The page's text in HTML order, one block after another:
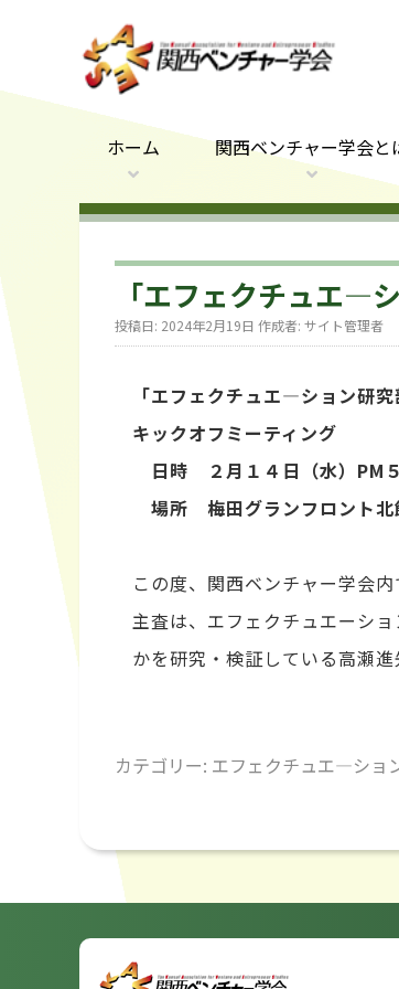
ホーム 関西ベンチャー学会と
「エフェクチュエ―
投稿日: 2024年2月19日 作成者: サイト管理者
「エフェクチュエ―ション研究
キックオフミーティング
日時 ２月１４日（水）PM５
場所 梅田グランフロント北
この度、関西ベンチャー学会
主査は、エフェクチュエーシ
かを研究・検証している高瀬進
カテゴリー: エフェクチュエ―ショ